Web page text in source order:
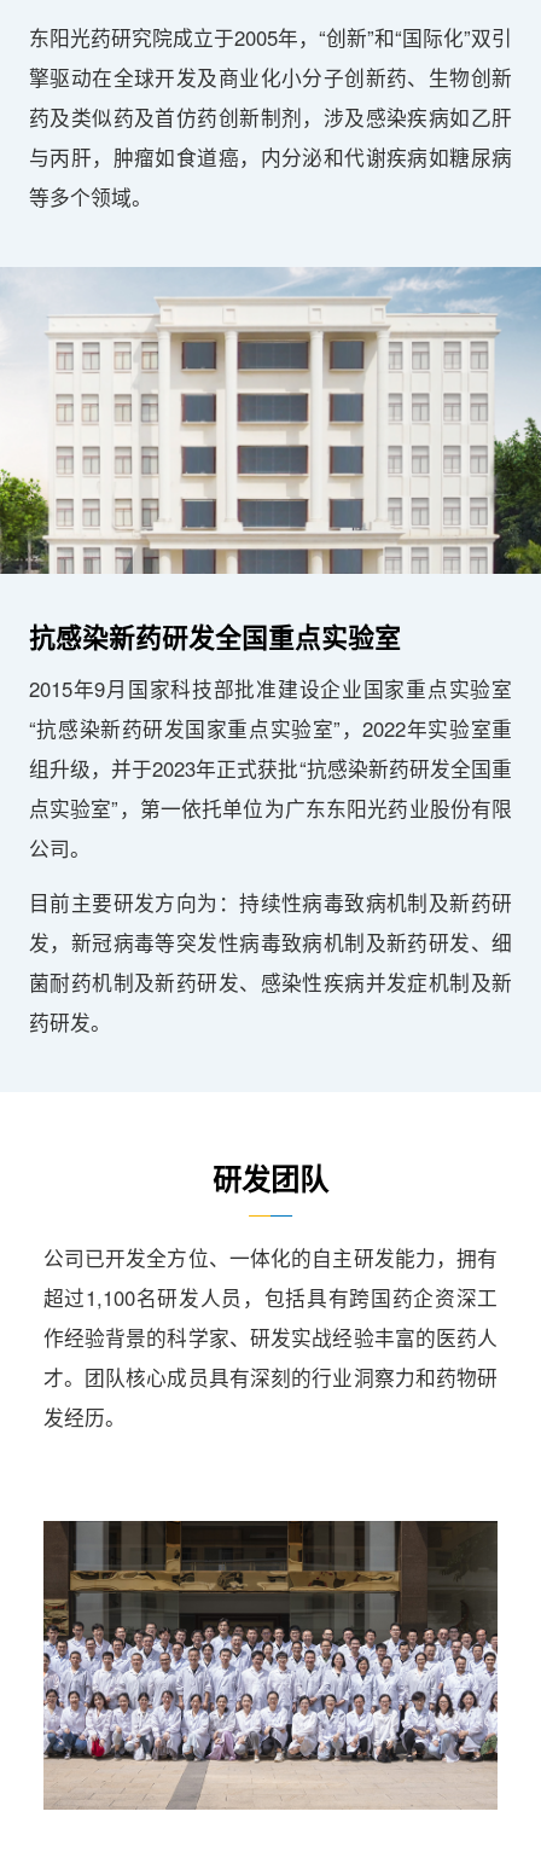
东阳光药研究院成立于2005年，“创新”和“国际化”双引
擎驱动在全球开发及商业化小分子创新药、生物创新
药及类似药及首仿药创新制剂，涉及感染疾病如乙肝
与丙肝，肿瘤如食道癌，内分泌和代谢疾病如糖尿病
等多个领域。
抗感染新药研发全国重点实验室
2015年9月国家科技部批准建设企业国家重点实验室
“抗感染新药研发国家重点实验室”，2022年实验室重
组升级，并于2023年正式获批“抗感染新药研发全国重
点实验室”，第一依托单位为广东东阳光药业股份有限
公司。
目前主要研发方向为：持续性病毒致病机制及新药研
发，新冠病毒等突发性病毒致病机制及新药研发、细
菌耐药机制及新药研发、感染性疾病并发症机制及新
药研发。
研发团队
公司已开发全方位、一体化的自主研发能力，拥有
超过1,100名研发人员，包括具有跨国药企资深工
作经验背景的科学家、研发实战经验丰富的医药人
才。团队核心成员具有深刻的行业洞察力和药物研
发经历。